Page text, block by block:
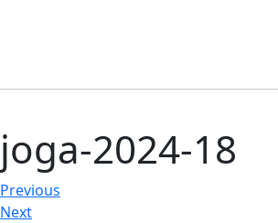
joga-2024-18
Previous
Next